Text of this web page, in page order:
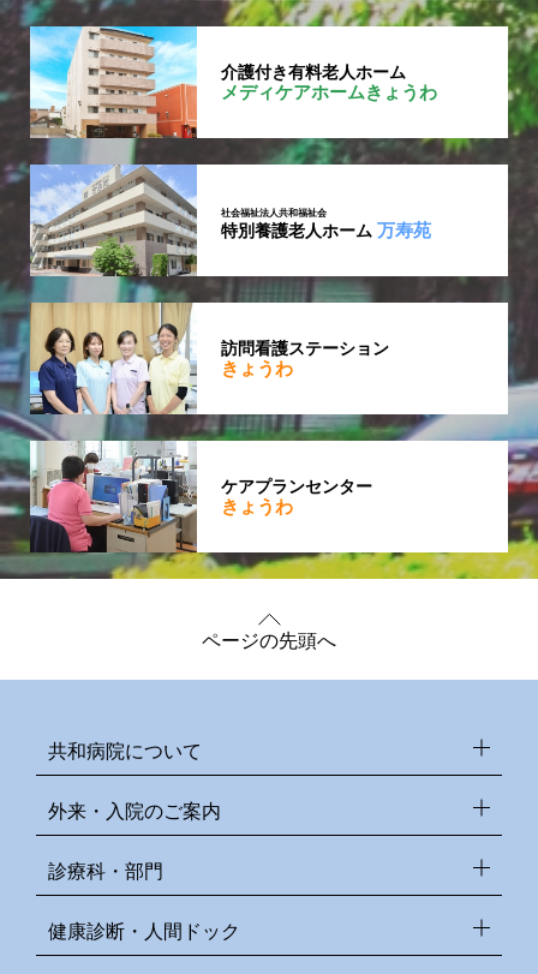
介護付き有料老人ホーム
メディケアホームきょうわ
社会福祉法人共和福祉会
特別養護老人ホーム万寿苑
訪問看護ステーション
きょうわ
ケアプランセンター
きょうわ
ページの先頭へ
共和病院について
外来・入院のご案内
診療科・部門
健康診断・人間ドック